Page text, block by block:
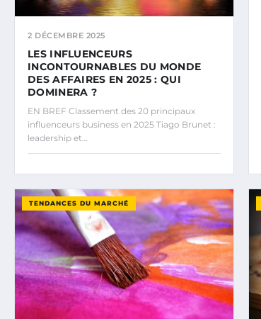
2 DÉCEMBRE 2025
LES INFLUENCEURS
INCONTOURNABLES DU MONDE
DES AFFAIRES EN 2025 : QUI
DOMINERA ?
EN BREF Classement des 20 principaux
influenceurs business en 2025 Tiago Brunet :
leadership et…
TENDANCES DU MARCHÉ